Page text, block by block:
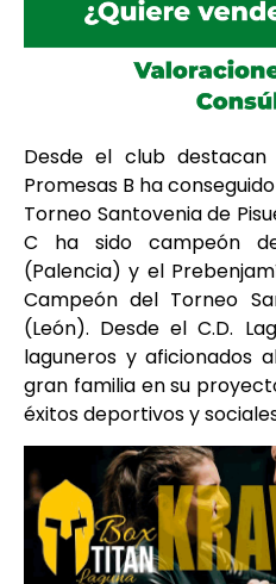
Desde el club
Promesas B ha
Torneo Santovenia de
C ha sido campeón
(Palencia) y el
Campeón del Torneo
(León). Desde el C.D.
laguneros y aficionados
gran familia en su
éxitos deportivos y